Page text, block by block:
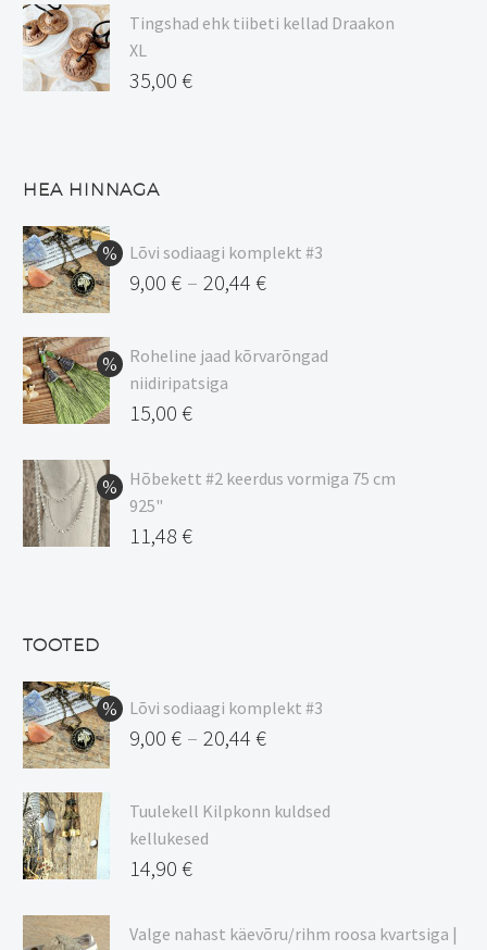
Tingshad ehk tiibeti kellad Draakon
XL
35,00 €
HEA HINNAGA
Lõvi sodiaagi komplekt #3
9,00 € – 20,44 €
9,00 €
kuni
20,44 €
Roheline jaad kõrvarõngad
niidiripatsiga
Algne
oli:
17,00 €.
15,00 €
hind
on:
15,00 €.
Hõbekett #2 keerdus vormiga 75 cm
925"
Algne
11,48 €
TOOTED
Lõvi sodiaagi komplekt #3
9,00 € – 20,44 €
9,00 €
kuni
20,44 €
Tuulekell Kilpkonn kuldsed
kellukesed
14,90 €
Valge nahast käevõru/rihm roosa kvartsiga |